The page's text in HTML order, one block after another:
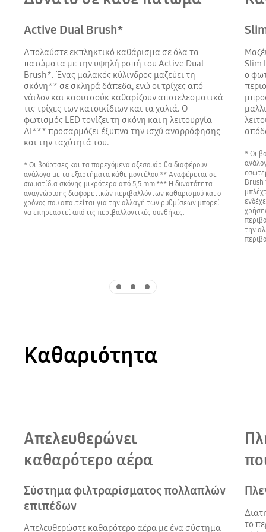
Active Dual Brush*
Απολαύστε εκπληκτικό καθάρισμα σε όλα τα
πατώματα με την υψηλή ροπή του Active Dual
Brush*. Ένας μαλακός κύλινδρος μαζεύει τη
σκόνη** σε σκληρά δάπεδα, ενώ οι τρίχες από
νάιλον και καουτσούκ καθαρίζουν αποτελεσματικά
τις τρίχες των κατοικίδιων και τα χαλιά. Ο
φωτισμός LED τονίζει τη σκόνη και η λειτουργία
AI*** προσαρμόζει έξυπνα την ισχύ αναρρόφησης
και την ταχύτητά του.
* Οι βούρτσες και τα παρεχόμενα αξεσουάρ θα διαφέρουν
ανάλογα με τα εξαρτήματα κάθε μοντέλου.** Αναφέρεται σε
σωματίδια σκόνης μικρότερα από 5,5 mm.*** Η δυνατότητα
αναγνώρισης διαφορετικών περιβαλλόντων καθαρισμού και ο
χρόνος που απαιτείται για την αλλαγή των ρυθμίσεων μπορεί
να επηρεαστεί από τις περιβαλλοντικές συνθήκες.
Slim
ο
* Οι
Brush
την
Καθαριότητα
Απελευθερώνει
καθαρότερο αέρα
Σύστημα φιλτραρίσματος πολλαπλών
επιπέδων
Απελευθερώστε καθαρότερο αέρα με ένα σύστημα
το